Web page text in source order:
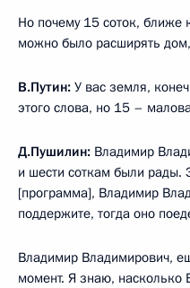
Но почему 15 соток, ближе
можно было расширять
В.Путин: У вас земля,
этого слова, но 15 –
Д.Пушилин: Владимир
и шести соткам были рады.
[программа], Владимир
поддержите, тогда оно
Владимир Владимирович,
момент. Я знаю, насколько